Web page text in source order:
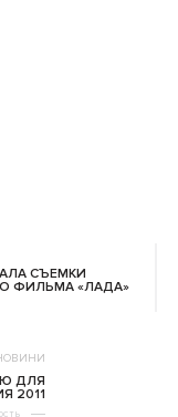
СЪЕМКИ
ФИЛЬМА «ЛАДА»
ДЛЯ
2011